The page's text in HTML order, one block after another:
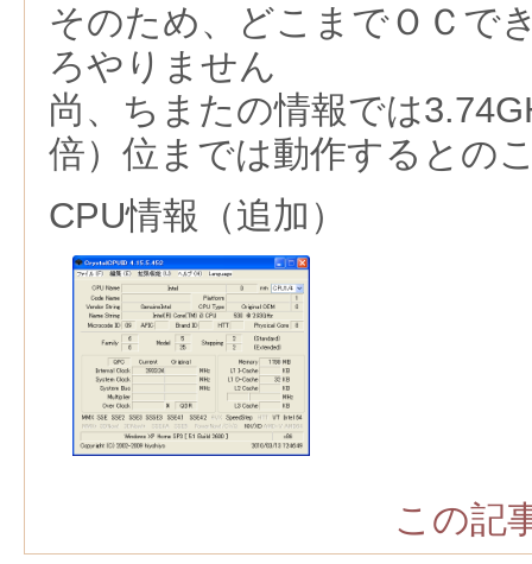
そのため、どこまでＯＣで
ろやりません
尚、ちまたの情報では
倍）位までは動作するとの
CPU情報（追加）
この記